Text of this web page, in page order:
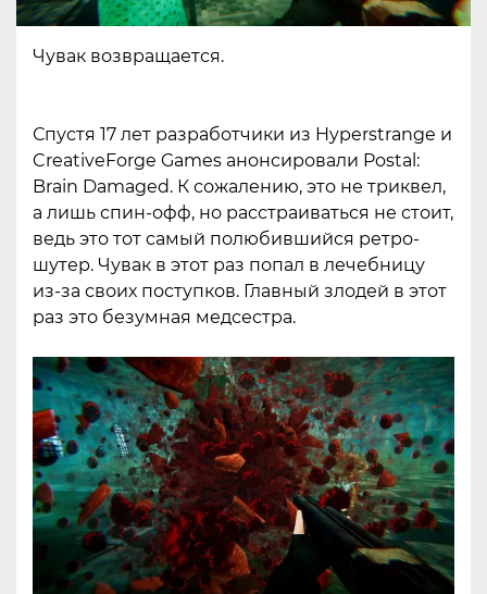
Чувак возвращается.
Спустя 17 лет разработчики из Hyperstrange и
CreativeForge Games анонсировали Postal:
Brain Damaged. К сожалению, это не триквел,
а лишь спин-офф, но расстраиваться не стоит,
ведь это тот самый полюбившийся ретро-
шутер. Чувак в этот раз попал в лечебницу
из-за своих поступков. Главный злодей в этот
раз это безумная медсестра.